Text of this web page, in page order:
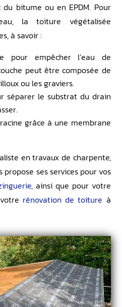
bitume ou en EPDM. Pour
la toiture végétalisée
à savoir :
pour empêcher l’eau de
peut être composée de
ou les graviers.
séparer le substrat du drain
grâce à une membrane
en travaux de charpente,
propose ses services pour vos
, ainsi que pour votre
rénovation de toiture à